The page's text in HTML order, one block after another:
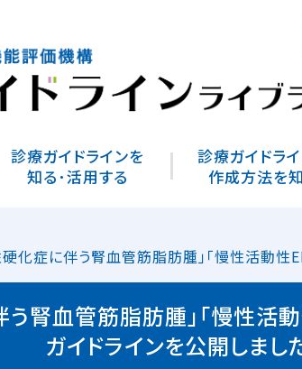
硬化症に伴う腎血管筋脂肪腫」「慢性活動性
腎血管筋脂肪腫」「慢性活
ガイドラインを公開しまし
診療ガイドラインを
知る･活用する
診療ガイドラ
作成方法を